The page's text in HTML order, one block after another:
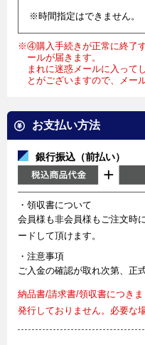
※時間指定はできません。
※④購入手続きが正常に終了
ールが届きます。
まれに迷惑メールに入って
とがございますので、メー
お支払い方法
銀行振込（前払い）
・領収書について
会員様も非会員様もご注文時
ードして頂けます。
・注意事項
ご入金の確認が取れ次第、正
納品書/請求書/領収書につき
発行しておりません。必要な